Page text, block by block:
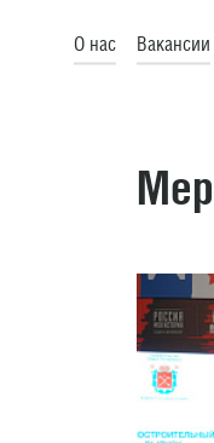
О нас Вакансии